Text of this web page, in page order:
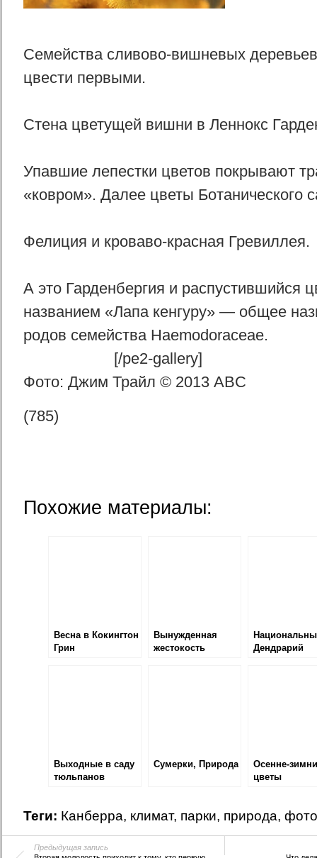
Семейства сливово-вишневых
цвести первыми.
Стена цветущей вишни в Леннокс
Упавшие лепестки цветов покрывают
«ковром». Далее цветы Ботанического
Фелиция и кроваво-красная Гревиллея.
А это Гарденбергия и распустившийся
названием «Лапа кенгуру» — общее
родов семейства Haemodoraceae.
[/pe2-gallery]
Фото: Джим Трайл © 2013 ABC
(785)
Похожие материалы:
Весна в Кокингтон
Грин
Вынужденная
жестокость
Дендрарий
Выходные в саду
тюльпанов
Сумерки, Природа
Осенне-
цветы
Теги: Канберра, климат, парки, природа, фото
Предыдущая запись